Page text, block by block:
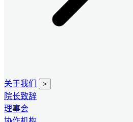
关于我们 >
院长致辞
理事会